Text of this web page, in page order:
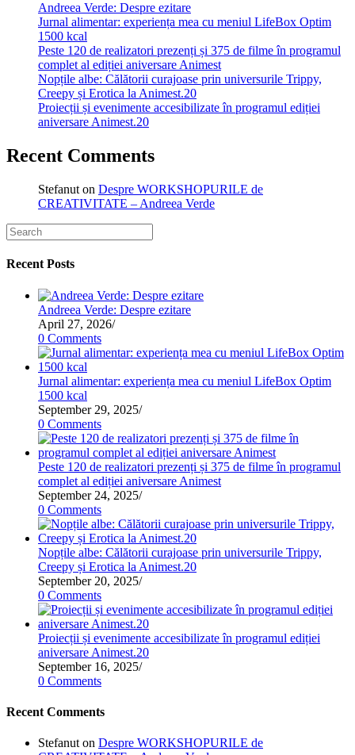
Andreea Verde: Despre ezitare
Jurnal alimentar: experiența mea cu meniul LifeBox Optim
1500 kcal
Peste 120 de realizatori prezenți și 375 de filme în programul
complet al ediției aniversare Animest
Nopțile albe: Călătorii curajoase prin universurile Trippy,
Creepy și Erotica la Animest.20
Proiecții și evenimente accesibilizate în programul ediției
aniversare Animest.20
Recent Comments
Stefanut on Despre WORKSHOPURILE de
CREATIVITATE – Andreea Verde
Recent Posts
Andreea Verde: Despre ezitare
April 27, 2026/
0 Comments
Jurnal alimentar: experiența mea cu meniul LifeBox Optim
1500 kcal
September 29, 2025/
0 Comments
Peste 120 de realizatori prezenți și 375 de filme în programul
complet al ediției aniversare Animest
September 24, 2025/
0 Comments
Nopțile albe: Călătorii curajoase prin universurile Trippy,
Creepy și Erotica la Animest.20
September 20, 2025/
0 Comments
Proiecții și evenimente accesibilizate în programul ediției
aniversare Animest.20
September 16, 2025/
0 Comments
Recent Comments
Stefanut on Despre WORKSHOPURILE de